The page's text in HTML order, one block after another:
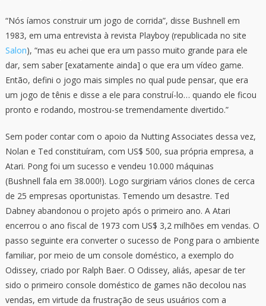
“Nós íamos construir um jogo de corrida”, disse Bushnell em
1983, em uma entrevista à revista Playboy (republicada no site
Salon), “mas eu achei que era um passo muito grande para ele
dar, sem saber [exatamente ainda] o que era um vídeo game.
Então, defini o jogo mais simples no qual pude pensar, que era
um jogo de tênis e disse a ele para construí-lo… quando ele ficou
pronto e rodando, mostrou-se tremendamente divertido.”
Sem poder contar com o apoio da Nutting Associates dessa vez,
Nolan e Ted constituíram, com US$ 500, sua própria empresa, a
Atari. Pong foi um sucesso e vendeu 10.000 máquinas
(Bushnell fala em 38.000!). Logo surgiriam vários clones de cerca
de 25 empresas oportunistas. Temendo um desastre. Ted
Dabney abandonou o projeto após o primeiro ano. A Atari
encerrou o ano fiscal de 1973 com US$ 3,2 milhões em vendas. O
passo seguinte era converter o sucesso de Pong para o ambiente
familiar, por meio de um console doméstico, a exemplo do
Odissey, criado por Ralph Baer. O Odissey, aliás, apesar de ter
sido o primeiro console doméstico de games não decolou nas
vendas, em virtude da frustração de seus usuários com a